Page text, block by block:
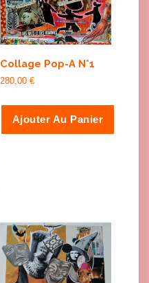
Collage Pop-A N°1
280,00 €
Ajouter Au Panier